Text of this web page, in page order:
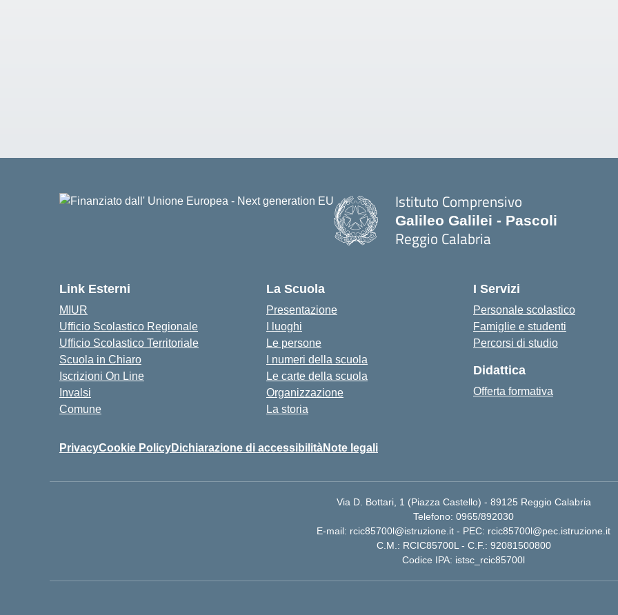
Istituto Comprensivo
Galileo Galilei - Pascoli
Reggio Calabria
Link Esterni
MIUR
Ufficio Scolastico Regionale
Ufficio Scolastico Territoriale
Scuola in Chiaro
Iscrizioni On Line
Invalsi
Comune
La Scuola
Presentazione
I luoghi
Le persone
I numeri della scuola
Le carte della scuola
Organizzazione
La storia
I Servizi
Personale scolastico
Famiglie e studenti
Percorsi di studio
Didattica
Offerta formativa
PrivacyCookie PolicyDichiarazione di accessibilitàNote legali
Via D. Bottari, 1 (Piazza Castello) - 89125 Reggio Calabria
Telefono: 0965/892030
E-mail: rcic85700l@istruzione.it - PEC: rcic85700l@pec.istruzione.it
C.M.: RCIC85700L - C.F.: 92081500800
Codice IPA: istsc_rcic85700l